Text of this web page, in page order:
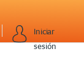
Iniciar
sesión